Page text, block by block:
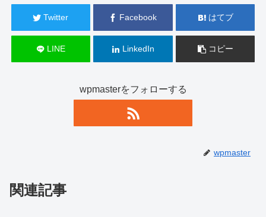
Twitter Facebook はてブ
LINE LinkedIn コピー
wpmasterをフォローする
wpmaster
関連記事